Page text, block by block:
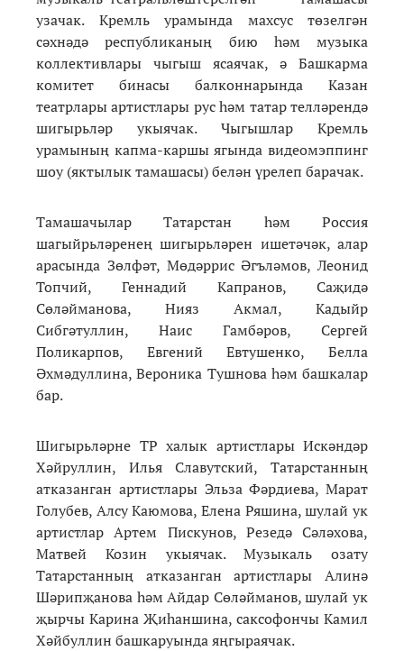
узачак. Кремль урамында махсус төзелгән
сәхнәдә республиканың бию һәм музыка
коллективлары чыгыш ясаячак, ә Башкарма
комитет бинасы балконнарында Казан
театрлары артистлары рус һәм татар телләрендә
шигырьләр укыячак. Чыгышлар Кремль
урамының капма-каршы ягында видеомэппинг
шоу (яктылык тамашасы) белән үрелеп барачак.
Тамашачылар Татарстан һәм Россия
шагыйрьләренең шигырьләрен ишетәчәк, алар
арасында Зөлфәт, Мөдәррис Әгъләмов, Леонид
Топчий, Геннадий Капранов, Саҗидә
Сөләйманова, Нияз Акмал, Кадыйр
Сибгәтуллин, Наис Гамбәров, Сергей
Поликарпов, Евгений Евтушенко, Белла
Әхмәдуллина, Вероника Тушнова һәм башкалар
бар.
Шигырьләрне ТР халык артистлары Искәндәр
Хәйруллин, Илья Славутский, Татарстанның
атказанган артистлары Эльза Фәрдиева, Марат
Голубев, Алсу Каюмова, Елена Ряшина, шулай ук
артистлар Артем Пискунов, Резедә Сәләхова,
Матвей Козин укыячак. Музыкаль озату
Татарстанның атказанган артистлары Алинә
Шәрипҗанова һәм Айдар Сөләйманов, шулай ук
җырчы Карина Җиһаншина, саксофончы Камил
Хәйбуллин башкаруында яңгыраячак.